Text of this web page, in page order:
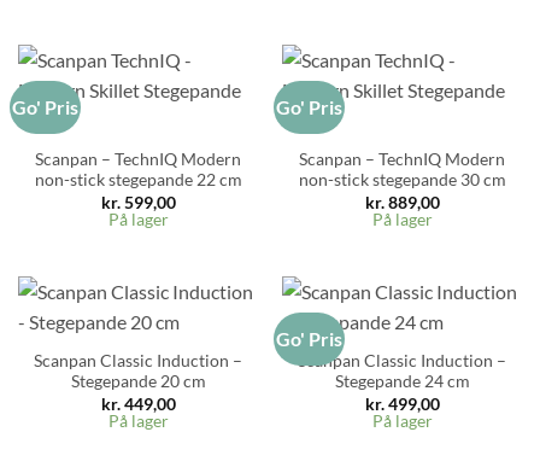
Go' Pris
Scanpan – TechnIQ Modern
non-stick stegepande 22 cm
kr.599,00
På lager
Go' Pris
Scanpan – TechnIQ Modern
non-stick stegepande 30 cm
kr.889,00
På lager
Scanpan Classic Induction –
Stegepande 20 cm
kr.449,00
På lager
Go' Pris
Scanpan Classic Induction –
Stegepande 24 cm
kr.499,00
På lager